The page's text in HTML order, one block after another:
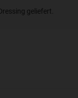
geliefert.